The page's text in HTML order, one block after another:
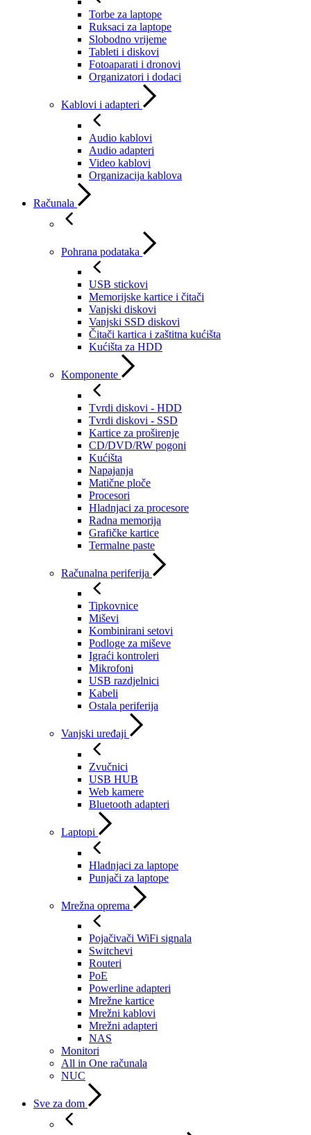
Torbe za laptope
Ruksaci za laptope
Slobodno vrijeme
Tableti i diskovi
Fotoaparati i dronovi
Organizatori i dodaci
Kablovi i adapteri
Audio kablovi
Audio adapteri
Video kablovi
Organizacija kablova
Računala
Pohrana podataka
USB stickovi
Memorijske kartice i čitači
Vanjski diskovi
Vanjski SSD diskovi
Čitači kartica i zaštitna kućišta
Kućišta za HDD
Komponente
Tvrdi diskovi - HDD
Tvrdi diskovi - SSD
Kartice za proširenje
CD/DVD/RW pogoni
Kućišta
Napajanja
Matične ploče
Procesori
Hladnjaci za procesore
Radna memorija
Grafičke kartice
Termalne paste
Računalna periferija
Tipkovnice
Miševi
Kombinirani setovi
Podloge za miševe
Igraći kontroleri
Mikrofoni
USB razdjelnici
Kabeli
Ostala periferija
Vanjski uređaji
Zvučnici
USB HUB
Web kamere
Bluetooth adapteri
Laptopi
Hladnjaci za laptope
Punjači za laptope
Mrežna oprema
Pojačivači WiFi signala
Switchevi
Routeri
PoE
Powerline adapteri
Mrežne kartice
Mrežni kablovi
Mrežni adapteri
NAS
Monitori
All in One računala
NUC
Sve za dom